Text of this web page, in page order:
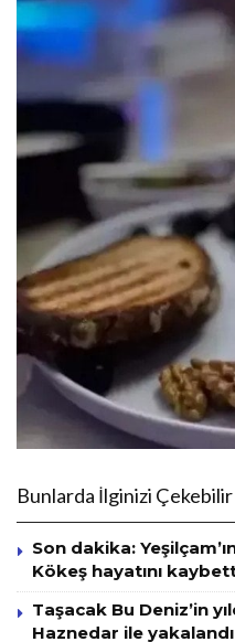
Bunlarda İlginizi Çekebilir
Son dakika:
Kökeş hayatını
Taşacak Bu Deniz’in
Haznedar ile yakalandı